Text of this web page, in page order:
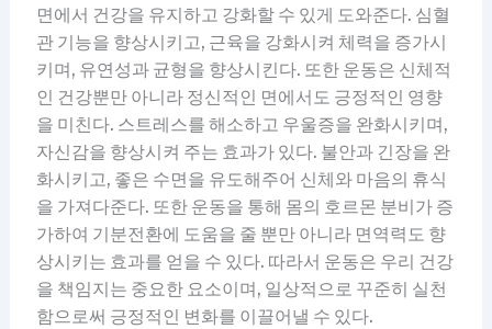
면에서 건강을 유지하고 강화할 수 있게 도와준다. 심혈
관 기능을 향상시키고, 근육을 강화시켜 체력을 증가시
키며, 유연성과 균형을 향상시킨다. 또한 운동은 신체적
인 건강뿐만 아니라 정신적인 면에서도 긍정적인 영향
을 미친다. 스트레스를 해소하고 우울증을 완화시키며,
자신감을 향상시켜 주는 효과가 있다. 불안과 긴장을 완
화시키고, 좋은 수면을 유도해주어 신체와 마음의 휴식
을 가져다준다. 또한 운동을 통해 몸의 호르몬 분비가 증
가하여 기분전환에 도움을 줄 뿐만 아니라 면역력도 향
상시키는 효과를 얻을 수 있다. 따라서 운동은 우리 건강
을 책임지는 중요한 요소이며, 일상적으로 꾸준히 실천
함으로써 긍정적인 변화를 이끌어낼 수 있다.